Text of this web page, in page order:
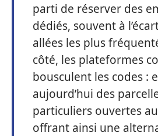
parti de réserver des
dédiés, souvent à
allées les plus
côté, les plateformes
bousculent les codes :
aujourd’hui des
particuliers ouvertes
offrant ainsi une